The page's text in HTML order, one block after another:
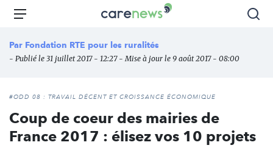
Aller
principal
Carenews,
média
des
l'engagement
Menu
Par Fondation RTE pour les ruralités
- Publié le 31 juillet 2017 - 12:27 - Mise à jour le 9 août 2017 - 08:00
#ODD 08 : TRAVAIL DÉCENT ET CROISSANCE ÉCONOMIQUE
Coup de coeur des mairies de
France 2017 : élisez vos 10 projets